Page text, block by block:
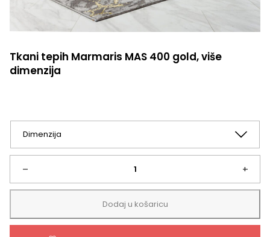
Tkani tepih Marmaris MAS 400 gold, više
dimenzija
–
Tkani
tepih
Marmaris
+
Dodaj u košaricu